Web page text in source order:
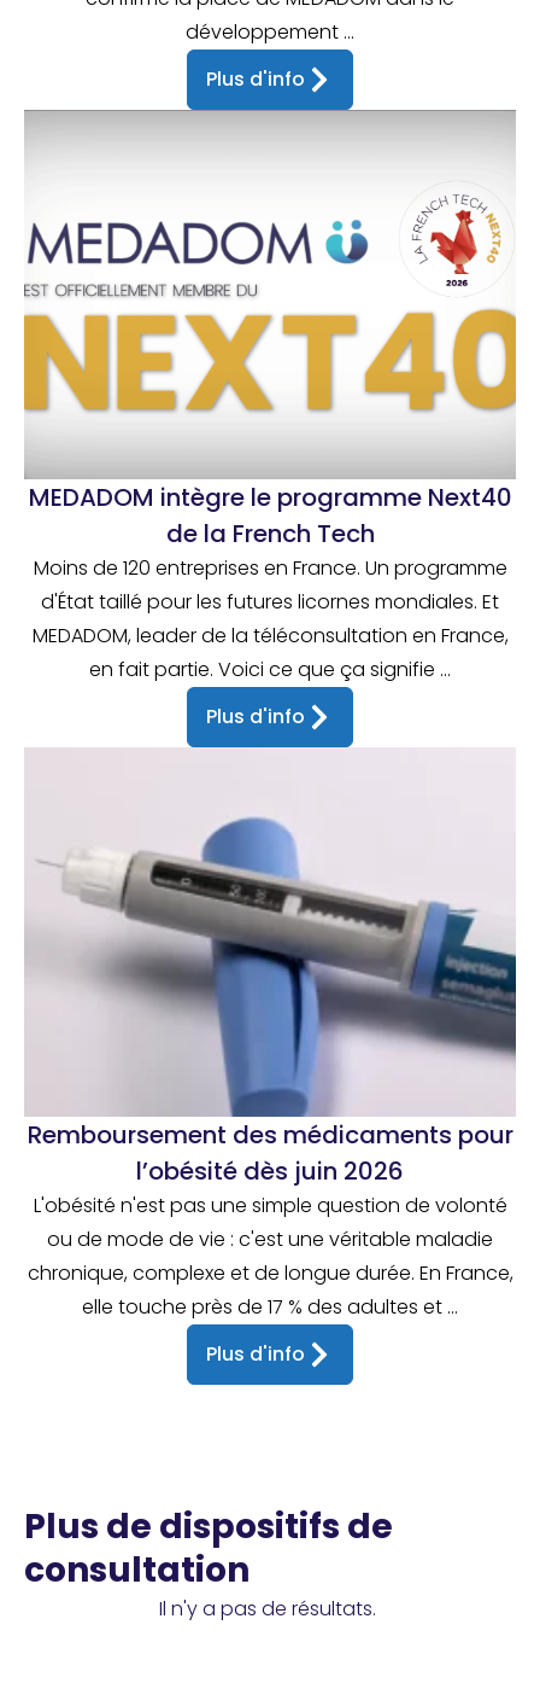
développement ...
Plus d'info
MEDADOM intègre le programme Next40
de la French Tech
Moins de 120 entreprises en France. Un programme
d'État taillé pour les futures licornes mondiales. Et
MEDADOM, leader de la téléconsultation en France,
en fait partie. Voici ce que ça signifie ...
Plus d'info
Remboursement des médicaments pour
l’obésité dès juin 2026
L'obésité n'est pas une simple question de volonté
ou de mode de vie : c'est une véritable maladie
chronique, complexe et de longue durée. En France,
elle touche près de 17 % des adultes et ...
Plus d'info
Plus de dispositifs de
consultation
Il n'y a pas de résultats.